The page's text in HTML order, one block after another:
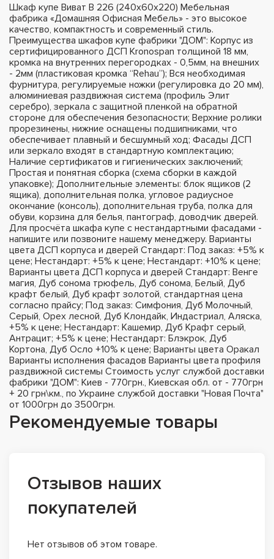
Шкаф купе Виват В 226 (240х60х220) Мебельная
фабрика «Домашняя Офисная Мебель» - это высокое
качество, компактность и современный стиль.
Преимущества шкафов купе фабрики "ДОМ": Корпус из
сертифицированного ДСП Kronospan толщиной 18 мм,
кромка на внутренних перегородках - 0,5мм, на внешних
- 2мм (пластиковая кромка “Rehau”); Вся необходимая
фурнитура, регулируемые ножки (регулировка до 20 мм),
алюминиевая раздвижная система (профиль Элит
серебро), зеркала с защитной пленкой на обратной
стороне для обеспечения безопасности; Верхние ролики
прорезинены, нижние оснащены подшипниками, что
обеспечивает плавный и бесшумный ход; Фасады ДСП
или зеркало входят в стандартную комплектацию;
Наличие сертификатов и гигиенических заключений;
Простая и понятная сборка (схема сборки в каждой
упаковке); Дополнительные элементы: блок ящиков (2
ящика), дополнительная полка, угловое радиусное
окончание (консоль), дополнительная труба, полка для
обуви, корзина для белья, пантограф, доводчик дверей.
Для просчёта шкафа купе с нестандартными фасадами -
напишите или позвоните нашему менеджеру. Варианты
цвета ДСП корпуса и дверей Стандарт: Под заказ: +5% к
цене; Нестандарт: +5% к цене; Нестандарт: +10% к цене;
Варианты цвета ДСП корпуса и дверей Стандарт: Венге
магия, Дуб сонома трюфель, Дуб сонома, Белый, Дуб
крафт белый, Дуб крафт золотой, стандартная цена
согласно прайсу; Под заказ: Симфония, Дуб Молочный,
Серый, Орех лесной, Дуб Клондайк, Индастриал, Аляска,
+5% к цене; Нестандарт: Кашемир, Дуб Крафт серый,
Антрацит; +5% к цене; Нестандарт: Блэкрок, Дуб
Кортона, Дуб Осло +10% к цене; Варианты цвета Оракал
Варианты исполнения фасадов Варианты цвета профиля
раздвижной системы Стоимость услуг службой доставки
фабрики "ДОМ": Киев - 770грн., Киевская обл. от - 770грн
+ 20 грн\км., по Украине службой доставки "Новая Почта"
от 1000грн до 3500грн.
Рекомендуемые товары
Отзывов наших
покупателей
Нет отзывов об этом товаре.